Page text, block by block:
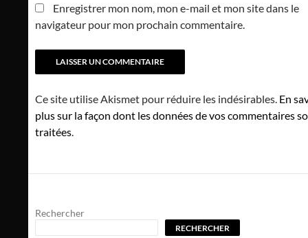
Enregistrer mon nom, mon e-mail et mon site dans le
navigateur pour mon prochain commentaire.
Ce site utilise Akismet pour réduire les indésirables. En
plus sur la façon dont les données de vos commentaires
traitées.
Rechercher
RECHERCHER